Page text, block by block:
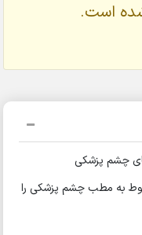
است.
چشم پزشکی
به مطب چشم پزشکی را